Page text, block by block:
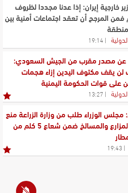
خارجية إيران: إذا عدنا مجددا لظروف
فمن المرجح أن تعقد اجتماعات أمنية بين
19:14
مصدر مقرب من الجيش السعودي:
لن يقف مكتوف اليدين إزاء هجمات
على قوات الحكومة اليمنية
13:27
الوزراء طلب من وزارة الزراعة منع
إنشاء المزارع والمسالخ ضمن شعاع 5 كلم من
19:43